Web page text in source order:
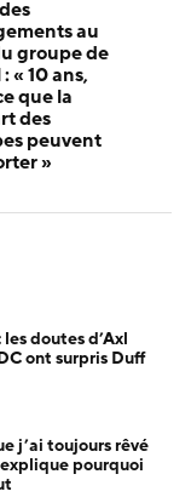
au
groupe de
« 10 ans,
que la
des
peuvent
»
doutes d’Axl
ont surpris Duff
j’ai toujours rêvé
pourquoi